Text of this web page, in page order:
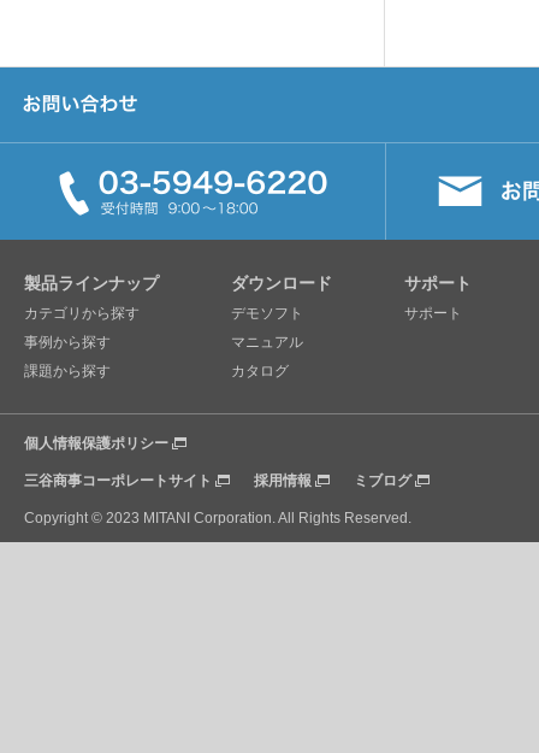
製品ラインナップ
カテゴリから探す
事例から探す
課題から探す
ダウンロード
デモソフト
マニュアル
カタログ
サポート
サポート
個人情報保護ポリシー
三谷商事コーポレートサイト 採用情報 ミブログ
Copyright © 2023 MITANI Corporation. All Rights Reserved.